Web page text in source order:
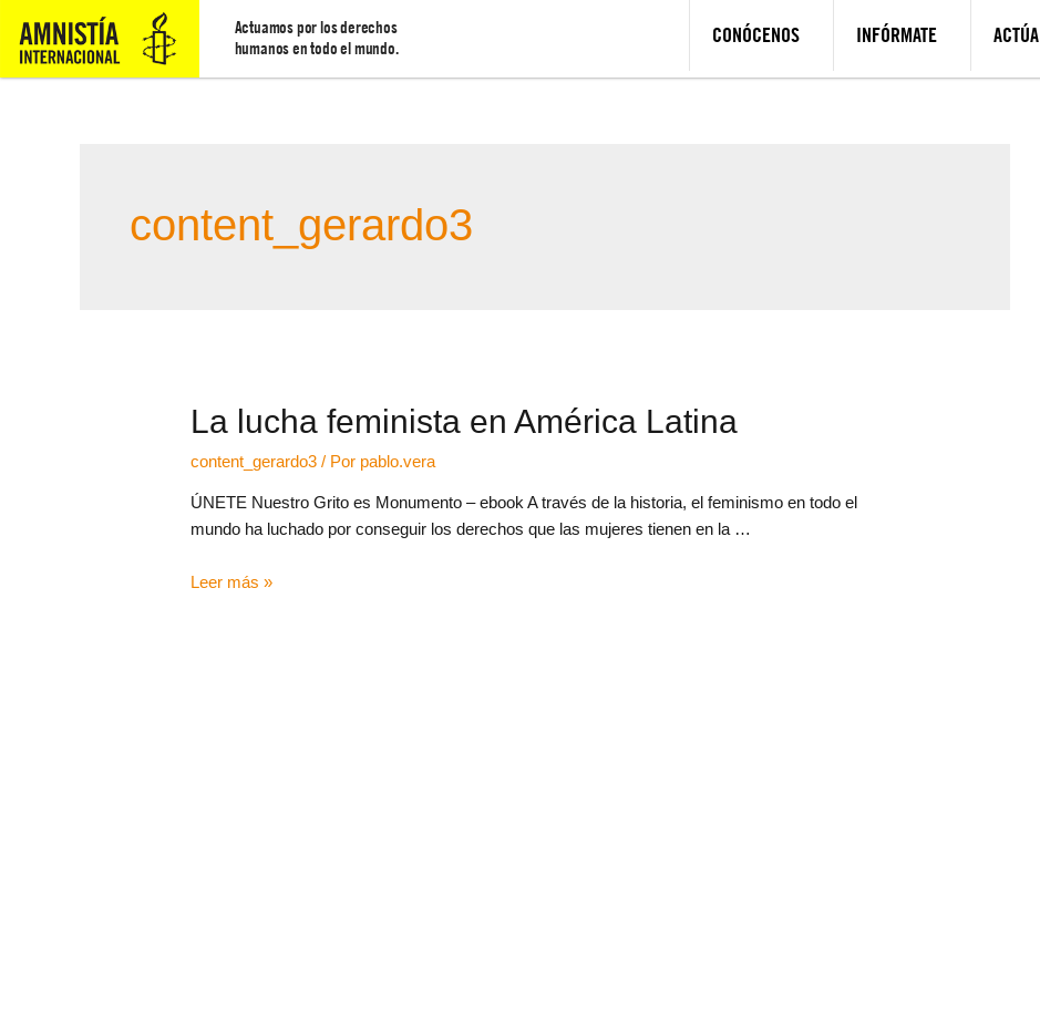
Actuamos por los derechos
humanos en todo el mundo.
CONÓCENOS INFÓRMATE ACTÚA
content_gerardo3
La lucha feminista en América Latina
content_gerardo3 / Por pablo.vera
ÚNETE Nuestro Grito es Monumento – ebook A través de la historia, el feminismo en todo el
mundo ha luchado por conseguir los derechos que las mujeres tienen en la …
Leer más »